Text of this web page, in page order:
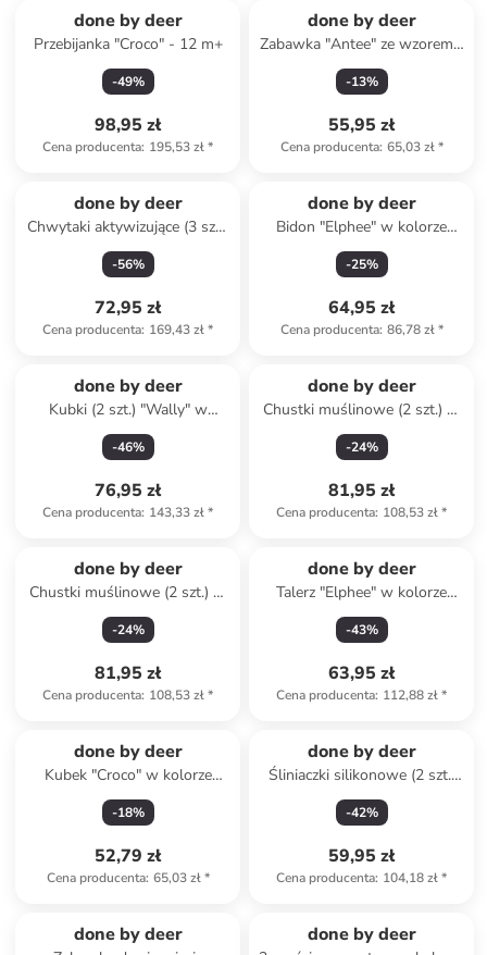
done by deer
Przebijanka "Croco" - 12 m+
-49%
98,95 zł
Cena producenta: 195,53 zł*
done by deer
Zabawka "Antee" ze wzorem -
12m+
-13%
55,95 zł
Cena producenta: 65,03 zł*
done by deer
Chwytaki aktywizujące (3 szt.)
"Deer Friends" - 0+
-56%
72,95 zł
Cena producenta: 169,43 zł*
done by deer
Bidon "Elphee" w kolorze
beżowym - 350 ml
-25%
64,95 zł
Cena producenta: 86,78 zł*
done by deer
Kubki (2 szt.) "Wally" w
kolorze jasnobrązowym ze
słomkami - 12 m+
-46%
76,95 zł
Cena producenta: 143,33 zł*
done by deer
Chustki muślinowe (2 szt.) w
kolorze żółtym - 120 x 120 cm
-24%
81,95 zł
Cena producenta: 108,53 zł*
done by deer
Chustki muślinowe (2 szt.) w
kolorze błękitnym - 120 x 120
cm
-24%
81,95 zł
Cena producenta: 108,53 zł*
done by deer
Talerz "Elphee" w kolorze
musztardowym do nauki
jedzenia - Ø 16 cm
-43%
63,95 zł
Cena producenta: 112,88 zł*
done by deer
Kubek "Croco" w kolorze
jasnoróżowym - 170 ml
-18%
52,79 zł
Cena producenta: 65,03 zł*
done by deer
Śliniaczki silikonowe (2 szt.)
"Croco" w kolorze zielonym
-42%
59,95 zł
Cena producenta: 104,18 zł*
done by deer done by deer